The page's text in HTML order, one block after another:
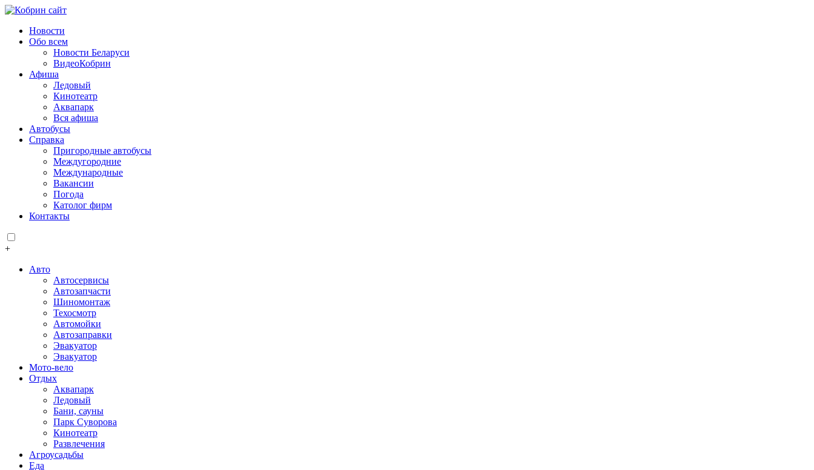
Новости
Обо всем
Новости Беларуси
ВидеоКобрин
Афиша
Ледовый
Кинотеатр
Аквапарк
Вся афиша
Автобусы
Справка
Пригородные автобусы
Междугородние
Международные
Вакансии
Погода
Католог фирм
Контакты
+
Авто
Автосервисы
Автозапчасти
Шиномонтаж
Техосмотр
Автомойки
Автозаправки
Эвакуатор
Эвакуатор
Мото-вело
Отдых
Аквапарк
Ледовый
Бани, сауны
Парк Суворова
Кинотеатр
Развлечения
Агроусадьбы
Еда